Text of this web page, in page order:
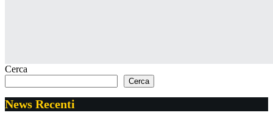
Cerca
Cerca
News Recenti